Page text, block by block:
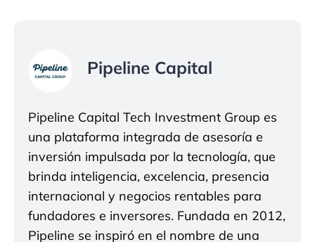
Pipeline Capital
Pipeline Capital Tech Investment Group es
una plataforma integrada de asesoría e
inversión impulsada por la tecnología, que
brinda inteligencia, excelencia, presencia
internacional y negocios rentables para
fundadores e inversores. Fundada en 2012,
Pipeline se inspiró en el nombre de una